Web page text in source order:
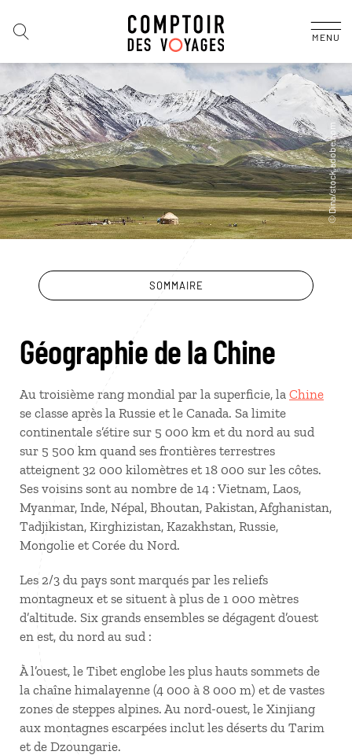
MENU
SOMMAIRE
Géographie de la Chine
Au troisième rang mondial par la superficie, la Chine
se classe après la Russie et le Canada. Sa limite
continentale s’étire sur 5 000 km et du nord au sud
sur 5 500 km quand ses frontières terrestres
atteignent 32 000 kilomètres et 18 000 sur les côtes.
Ses voisins sont au nombre de 14 : Vietnam, Laos,
Myanmar, Inde, Népal, Bhoutan, Pakistan, Afghanistan,
Tadjikistan, Kirghizistan, Kazakhstan, Russie,
Mongolie et Corée du Nord.
Les 2/3 du pays sont marqués par les reliefs
montagneux et se situent à plus de 1 000 mètres
d’altitude. Six grands ensembles se dégagent d’ouest
en est, du nord au sud :
À l’ouest, le Tibet englobe les plus hauts sommets de
la chaîne himalayenne (4 000 à 8 000 m) et de vastes
zones de steppes alpines. Au nord-ouest, le Xinjiang
aux montagnes escarpées inclut les déserts du Tarim
et de Dzoungarie.